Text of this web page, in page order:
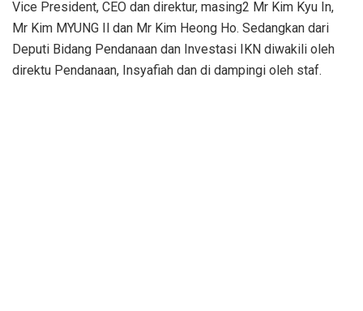
Vice President, CEO dan direktur, masing2 Mr Kim Kyu In,
Mr Kim MYUNG Il dan Mr Kim Heong Ho. Sedangkan dari
Deputi Bidang Pendanaan dan Investasi IKN diwakili oleh
direktu Pendanaan, Insyafiah dan di dampingi oleh staf.